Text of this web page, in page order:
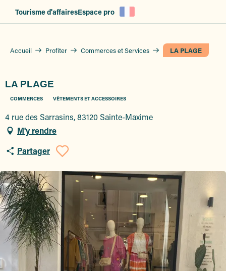
Tourisme d'affairesEspace pro
Accueil Profiter Commerces et Services LA PLAGE
LA PLAGE
COMMERCES VÊTEMENTS ET ACCESSOIRES
4 rue des Sarrasins, 83120 Sainte-Maxime
M'y rendre
Partager
Ajouter aux favoris